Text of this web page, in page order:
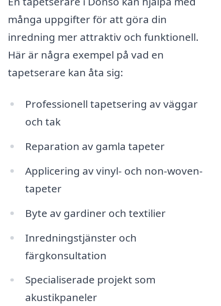
många uppgifter för att göra din
inredning mer attraktiv och funktionell.
Här är några exempel på vad en
tapetserare kan åta sig:
Professionell tapetsering av väggar
och tak
Reparation av gamla tapeter
Applicering av vinyl- och non-woven-
tapeter
Byte av gardiner och textilier
Inredningstjänster och
färgkonsultation
Specialiserade projekt som
akustikpaneler